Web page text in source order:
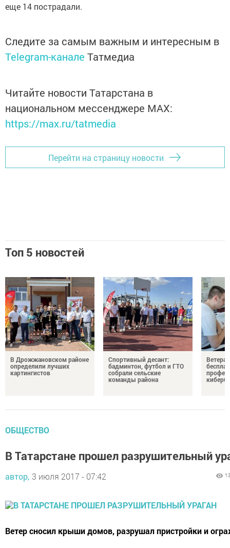
еще 14 пострадали.
Следите за самым важным и интересным в
Telegram-канале Татмедиа
Читайте новости Татарстана в
национальном мессенджере MАХ:
https://max.ru/tatmedia
Перейти на страницу новости
Топ 5 новостей
В Дрожжановском районе
определили лучших
картингистов
Спортивный десант:
бадминтон, футбол и ГТО
собрали сельские
команды района
ОБЩЕСТВО
В Татарстане прошел разрушительный
автор, 3 июля 2017 - 07:42
Ветер сносил крыши домов, разрушал пристройки и